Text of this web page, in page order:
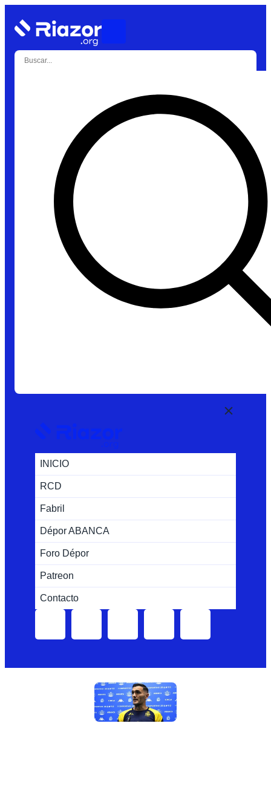
INICIO
RCD
Fabril
Dépor ABANCA
Foro Dépor
Patreon
Contacto